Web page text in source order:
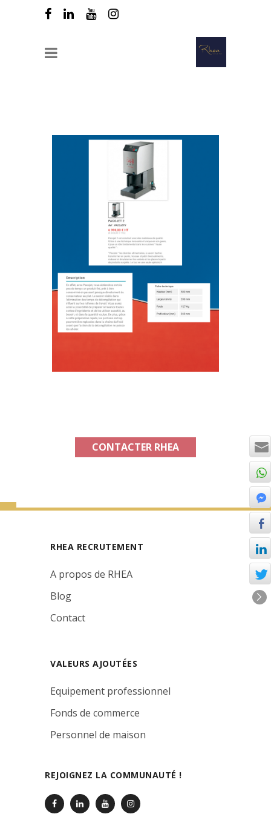
CONTACTER RHEA
RHEA RECRUTEMENT
A propos de RHEA
Blog
Contact
VALEURS AJOUTÉES
Equipement professionnel
Fonds de commerce
Personnel de maison
REJOIGNEZ LA COMMUNAUTÉ !